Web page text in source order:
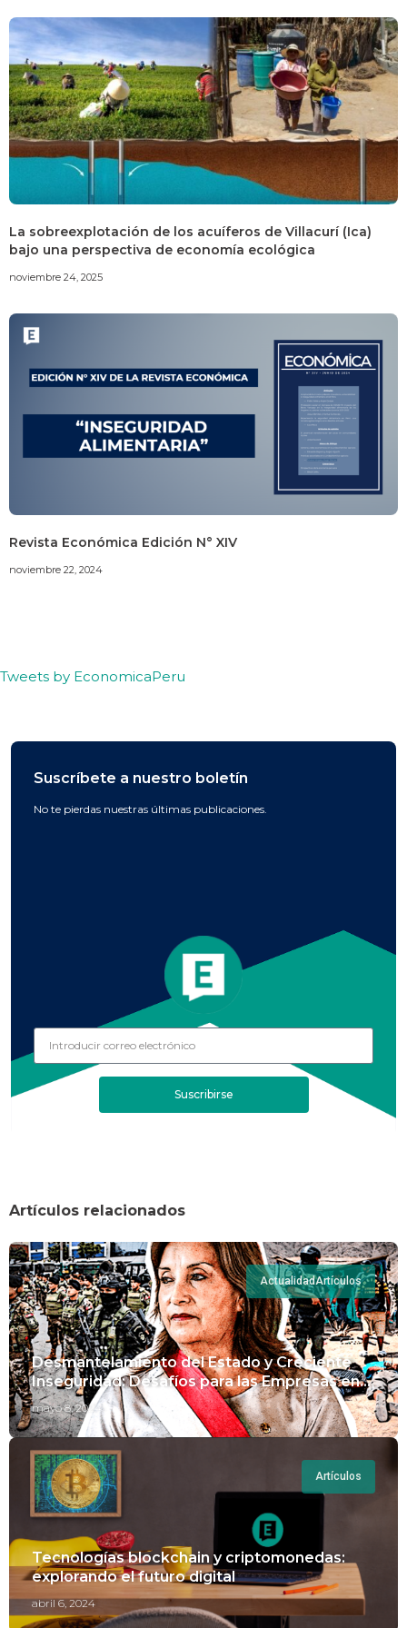
La sobreexplotación de los acuíferos de Villacurí (Ica)
bajo una perspectiva de economía ecológica
noviembre 24, 2025
Revista Económica Edición N° XIV
noviembre 22, 2024
Tweets by EconomicaPeru
Suscríbete a nuestro boletín
No te pierdas nuestras últimas publicaciones.
Suscribirse
Artículos relacionados
ActualidadArtículos
Desmantelamiento del Estado y Creciente
Inseguridad: Desafíos para las Empresas en
Perú.
mayo 8, 2024
Artículos
Tecnologías blockchain y criptomonedas:
explorando el futuro digital
abril 6, 2024